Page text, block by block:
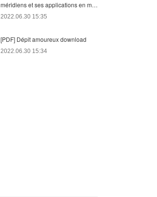
méridiens et ses applications en m…
2022.06.30 15:35
[PDF] Dépit amoureux download
2022.06.30 15:34